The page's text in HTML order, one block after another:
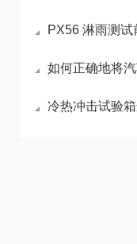
PX56 淋雨测试前，
如何正确地将汽车零部件或包
冷热冲击试验箱运行过程中，